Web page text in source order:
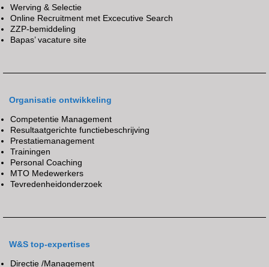
Werving & Selectie
Online Recruitment met Excecutive Search
ZZP-bemiddeling
Bapas’ vacature site
Organisatie ontwikkeling
Competentie Management
Resultaatgerichte functiebeschrijving
Prestatiemanagement
Trainingen
Personal Coaching
MTO Medewerkers
Tevredenheidonderzoek
W&S top-expertises
Directie /Management